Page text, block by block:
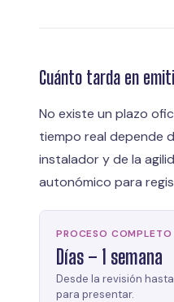
Cuánto tarda en
No existe un plazo
tiempo real depende
instalador y de la
autonómico para
PROCESO COMPLETO
Días – 1 semana
Desde la revisión
para presentar.